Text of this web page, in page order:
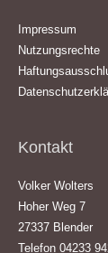
Impressum
Nutzungsrechte
Kontakt
Volker Wolters
Hoher Weg 7
27337 Blender
Telefon 04233